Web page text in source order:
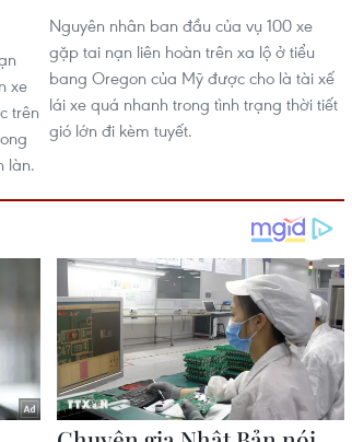
xe
trên
làn.
Nguyên nhân ban đầu của vụ 100 xe
gặp tai nạn liên hoàn trên xa lộ ở tiểu
bang Oregon của Mỹ được cho là tài xế
lái xe quá nhanh trong tình trạng thời tiết
gió lớn đi kèm tuyết.